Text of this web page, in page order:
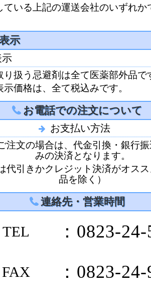
ている上記の運送会社のいずれか
示
示
り扱う忌避剤は全て医薬部外品で
価格は、全て税込みです。
お電話での注文について
お支払い方法
注文の場合は、代金引換・銀行
みの決済となります。
代引きかクレジット決済がオス
品を除く）
連絡先・営業時間
TEL ：0823-
FAX ：0823-